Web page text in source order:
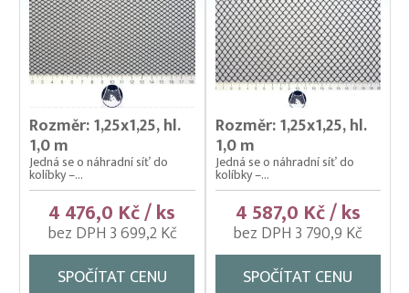
Kolíbky/haltýře jednoduché závěsné (klecové sítě)
Krycí sítě na kádě a bazény
Krycí sítě na sádky, rybníky a klecové chovy
Lodě pracovní
Lodní motory závěsné Honda
Násady na kesery a saky
Nevody
Nosítka na ryby, rukávy na nošení
Odchovné bazény a žlaby
Rozměr: 1,25x1,25, hl.
1,0 m
Jedná se o náhradní síť do
kolíbky –...
4 476,0 Kč / ks
bez DPH 3 699,2 Kč
SPOČÍTAT CENU
Rozměr: 1,25x1,25, hl.
1,0 m
Jedná se o náhradní síť do
kolíbky –...
4 587,0 Kč / ks
bez DPH 3 790,9 Kč
SPOČÍTAT CENU